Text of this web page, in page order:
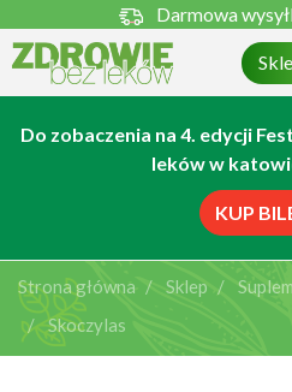
Darmowa
Do zobaczenia na 4. edycji
leków w
KUP
Strona główna Sklep
Skoczylas